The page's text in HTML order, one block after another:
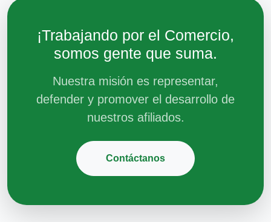
¡Trabajando por el Comercio,
somos gente que suma.
Nuestra misión es representar,
defender y promover el desarrollo de
nuestros afiliados.
Contáctanos